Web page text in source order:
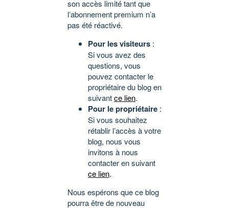
son accès limité tant que
l’abonnement premium n’a
pas été réactivé.
Pour les visiteurs :
Si vous avez des
questions, vous
pouvez contacter le
propriétaire du blog en
suivantce lien.
Pour le propriétaire :
Si vous souhaitez
rétablir l’accès à votre
blog, nous vous
invitons à nous
contacter en suivant
ce lien.
Nous espérons que ce blog
pourra être de nouveau